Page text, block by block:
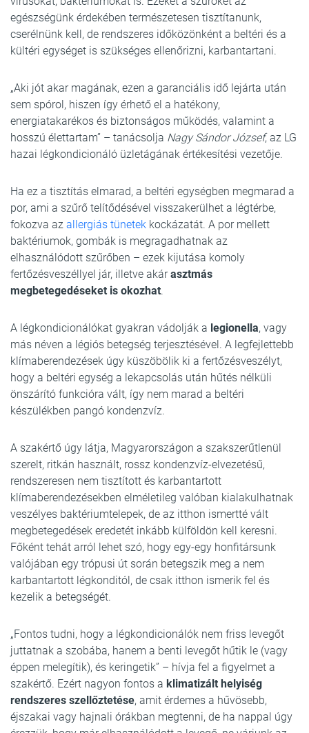
egészségünk érdekében természetesen tisztítanunk,
cserélnünk kell, de rendszeres időközönként a beltéri és a
kültéri egységet is szükséges ellenőrizni, karbantartani.
„Aki jót akar magának, ezen a garanciális idő lejárta után
sem spórol, hiszen így érhető el a hatékony,
energiatakarékos és biztonságos működés, valamint a
hosszú élettartam” – tanácsolja Nagy Sándor József, az LG
hazai légkondicionáló üzletágának értékesítési vezetője.
Ha ez a tisztítás elmarad, a beltéri egységben megmarad a
por, ami a szűrő telítődésével visszakerülhet a légtérbe,
fokozva az allergiás tünetek kockázatát. A por mellett
baktériumok, gombák is megragadhatnak az
elhasználódott szűrőben – ezek kijutása komoly
fertőzésveszéllyel jár, illetve akárasztmás
megbetegedéseket is okozhat.
A légkondicionálókat gyakran vádolják a legionella, vagy
más néven a légiós betegség terjesztésével. A legfejlettebb
klímaberendezések úgy küszöbölik ki a fertőzésveszélyt,
hogy a beltéri egység a lekapcsolás után hűtés nélküli
önszárító funkcióra vált, így nem marad a beltéri
készülékben pangó kondenzvíz.
A szakértő úgy látja, Magyarországon a szakszerűtlenül
szerelt, ritkán használt, rossz kondenzvíz-elvezetésű,
rendszeresen nem tisztított és karbantartott
klímaberendezésekben elméletileg valóban kialakulhatnak
veszélyes baktériumtelepek, de az itthon ismertté vált
megbetegedések eredetét inkább külföldön kell keresni.
Főként tehát arról lehet szó, hogy egy-egy honfitársunk
valójában egy trópusi út során betegszik meg a nem
karbantartott légkonditól, de csak itthon ismerik fel és
kezelik a betegségét.
„Fontos tudni, hogy a légkondicionálók nem friss levegőt
juttatnak a szobába, hanem a benti levegőt hűtik le (vagy
éppen melegítik), és keringetik” – hívja fel a figyelmet a
szakértő. Ezért nagyon fontos a klimatizált helyiség
rendszeres szellőztetése, amit érdemes a hűvösebb,
éjszakai vagy hajnali órákban megtenni, de ha nappal úgy